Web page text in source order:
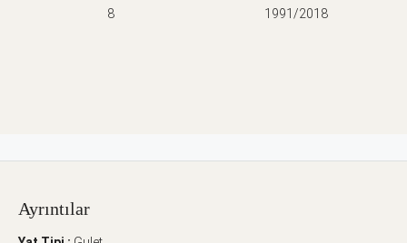
8
1991/2018
Ayrıntılar